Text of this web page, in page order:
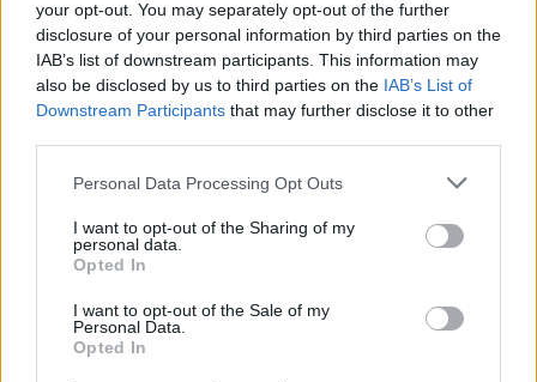
your opt-out. You may separately opt-out of the further
disclosure of your personal information by third parties on the
IAB’s list of downstream participants. This information may
also be disclosed by us to third parties on the IAB’s List of
Downstream Participants that may further disclose it to other
Personal Data Processing Opt Outs
I want to opt-out of the Sharing of my
personal data.
Opted In
I want to opt-out of the Sale of my
Personal Data.
Opted In
V Japonsku, které bojuje s extrémními vedry, uhynuly
tři lvice, píše BBC News
4.8.2026 12:42 (ČTK)
Diskuse: 2
Tři lvice v zoologické zahradě v
pravděpodobně v důsledku
horka. Japonsko se toto léto
potýká s vlnami extrémních
veder, napsal zpravodajský server
BBC News
kakaových plantáží
4.8.2026 12:39 (ČTK)